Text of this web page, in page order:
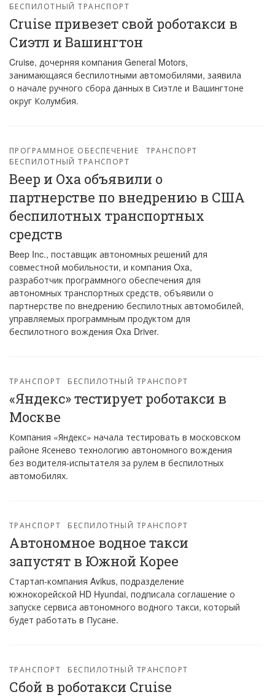
БЕСПИЛОТНЫЙ ТРАНСПОРТ
Cruise привезет свой роботакси в
Сиэтл и Вашингтон
Cruise, дочерняя компания General Motors,
занимающаяся беспилотными автомобилями, заявила
о начале ручного сбора данных в Сиэтле и Вашингтоне
округ Колумбия.
ПРОГРАММНОЕ ОБЕСПЕЧЕНИЕ
ТРАНСПОРТ
БЕСПИЛОТНЫЙ ТРАНСПОРТ
Beep и Oxa объявили о
партнерстве по внедрению в США
беспилотных транспортных
средств
Beep Inc., поставщик автономных решений для
совместной мобильности, и компания Oxa,
разработчик программного обеспечения для
автономных транспортных средств, объявили о
партнерстве по внедрению беспилотных автомобилей,
управляемых программным продуктом для
беспилотного вождения Oxa Driver.
ТРАНСПОРТ БЕСПИЛОТНЫЙ ТРАНСПОРТ
«Яндекс» тестирует роботакси в
Москве
Компания «Яндекс» начала тестировать в московском
районе Ясенево технологию автономного вождения
без водителя-испытателя за рулем в беспилотных
автомобилях.
ТРАНСПОРТ БЕСПИЛОТНЫЙ ТРАНСПОРТ
Автономное водное такси
запустят в Южной Корее
Стартап-компания Avikus, подразделение
южнокорейской HD Hyundai, подписала соглашение о
запуске сервиса автономного водного такси, который
будет работать в Пусане.
ТРАНСПОРТ БЕСПИЛОТНЫЙ ТРАНСПОРТ
Сбой в роботакси Cruise